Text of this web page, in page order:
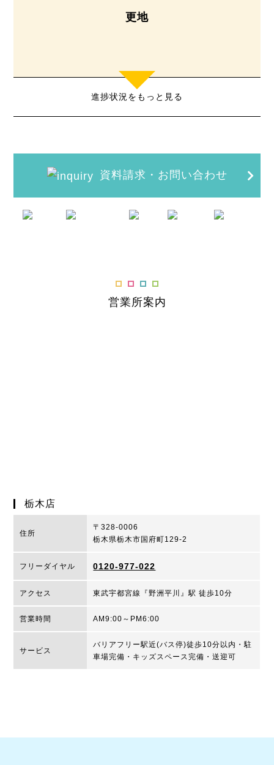
更地
進捗状況をもっと見る
資料請求・お問い合わせ
営業所案内
栃木店
住所
〒328-0006
栃木県栃木市国府町129-2
フリーダイヤル 0120-977-022
アクセス 東武宇都宮線『野洲平川』駅 徒歩10分
営業時間 AM9:00～PM6:00
サービス
バリアフリー駅近(バス停)徒歩10分以内・駐
車場完備・キッズスペース完備・送迎可